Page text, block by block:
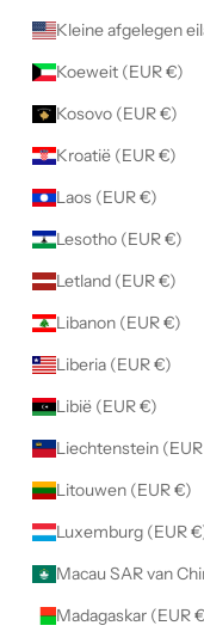
Kleine afgelegen
Koeweit (EUR €)
Kosovo (EUR €)
Kroatië (EUR €)
Laos (EUR €)
Lesotho (EUR €)
Letland (EUR €)
Libanon (EUR €)
Liberia (EUR €)
Libië (EUR €)
Liechtenstein
Litouwen (EUR €)
Luxemburg (EUR
Macau SAR van
Madagaskar (EUR